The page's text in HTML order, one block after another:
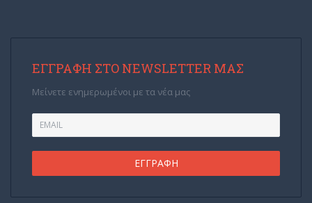
ΕΓΓΡΑΦΉ ΣΤΟ NEWSLETTER ΜΑΣ
Μείνετε ενημερωμένοι με τα νέα μας